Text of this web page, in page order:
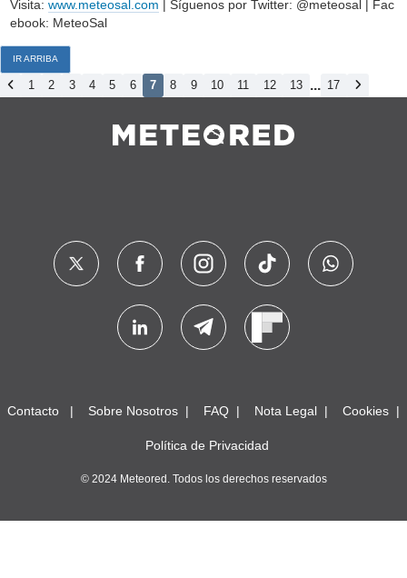
Visita: www.meteosal.com | Síguenos por Twitter: @meteosal | Fac
ebook: MeteoSal
IR ARRIBA
1 2 3 4 5 6 7 8 9 10 11 12 13 ... 17
Contacto Sobre Nosotros FAQ Nota Legal Cookies
Política de Privacidad
© 2024 Meteored. Todos los derechos reservados